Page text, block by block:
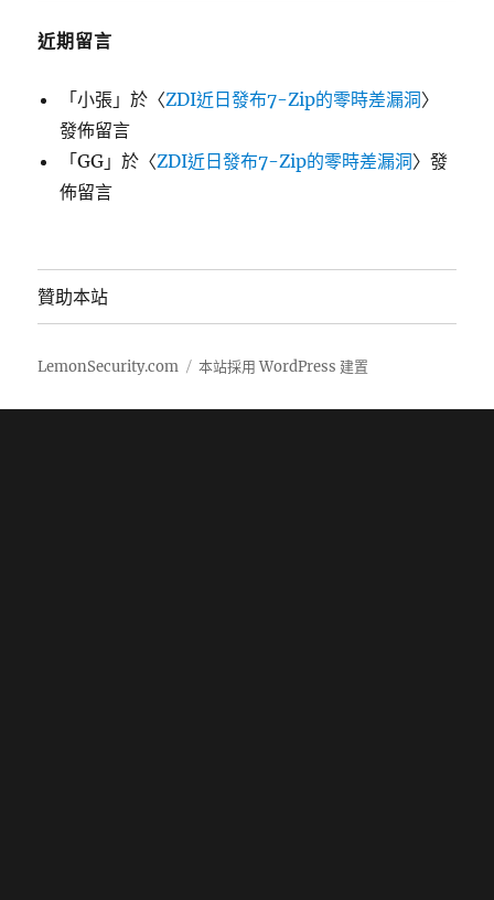
近期留言
「小張 」於〈ZDI近日發布7-Zip的零時差漏洞〉
發佈留言
「GG 」於〈ZDI近日發布7-Zip的零時差漏洞〉發
佈留言
贊助本站
LemonSecurity.com 本站採用 WordPress 建置